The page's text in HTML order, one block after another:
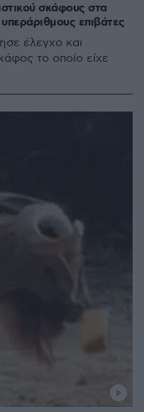
σκάφους στα
επιβάτες
έλεγχο και
το οποίο είχε